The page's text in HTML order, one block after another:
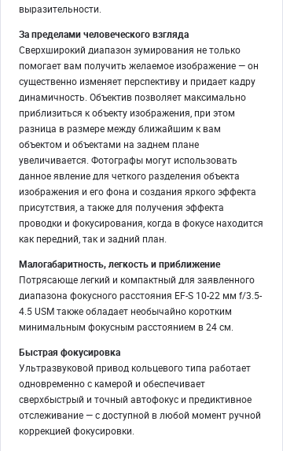
выразительности.
За пределами человеческого взгляда
Сверхширокий диапазон зумирования не только
помогает вам получить желаемое изображение — он
существенно изменяет перспективу и придает кадру
динамичность. Объектив позволяет максимально
приблизиться к объекту изображения, при этом
разница в размере между ближайшим к вам
объектом и объектами на заднем плане
увеличивается. Фотографы могут использовать
данное явление для четкого разделения объекта
изображения и его фона и создания яркого эффекта
присутствия, а также для получения эффекта
проводки и фокусирования, когда в фокусе находится
как передний, так и задний план.
Малогабаритность, легкость и приближение
Потрясающе легкий и компактный для заявленного
диапазона фокусного расстояния EF-S 10-22 мм f/3.5-
4.5 USM также обладает необычайно коротким
минимальным фокусным расстоянием в 24 см.
Быстрая фокусировка
Ультразвуковой привод кольцевого типа работает
одновременно с камерой и обеспечивает
сверхбыстрый и точный автофокус и предиктивное
отслеживание — с доступной в любой момент ручной
коррекцией фокусировки.